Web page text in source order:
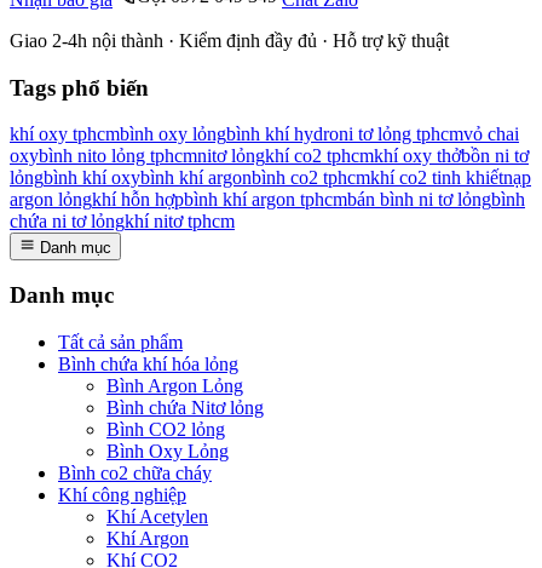
Giao 2-4h nội thành · Kiểm định đầy đủ · Hỗ trợ kỹ thuật
Tags phổ biến
khí oxy tphcmbình oxy lỏngbình khí hydroni tơ lỏng tphcmvỏ chai
oxybình nito lỏng tphcmnitơ lỏngkhí co2 tphcmkhí oxy thởbồn ni tơ
lỏngbình khí oxybình khí argonbình co2 tphcmkhí co2 tinh khiếtnạp
argon lỏngkhí hỗn hợpbình khí argon tphcmbán bình ni tơ lỏngbình
chứa ni tơ lỏngkhí nitơ tphcm
Danh mục
Danh mục
Tất cả sản phẩm
Bình chứa khí hóa lỏng
Bình Argon Lỏng
Bình chứa Nitơ lỏng
Bình CO2 lỏng
Bình Oxy Lỏng
Bình co2 chữa cháy
Khí công nghiệp
Khí Acetylen
Khí Argon
Khí CO2